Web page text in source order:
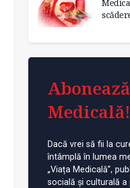
Medicală!
Dacă vrei să fii la
întâmplă în lumea
„Viața Medicală”,
socială și culturală